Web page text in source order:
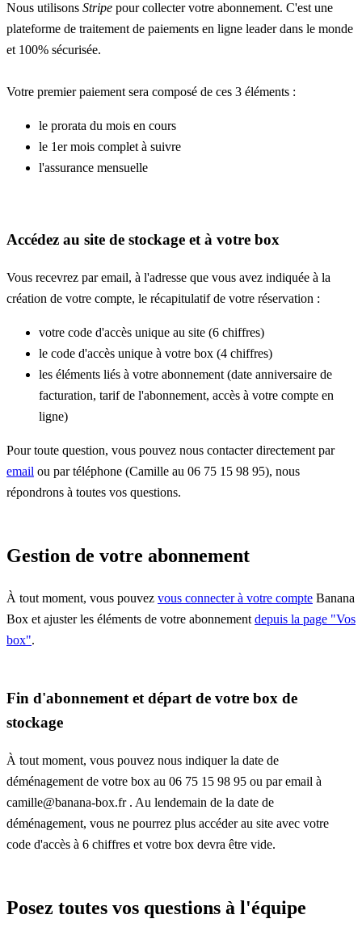
Nous utilisons Stripe pour collecter votre abonnement. C'est une
plateforme de traitement de paiements en ligne leader dans le monde
et 100% sécurisée.
Votre premier paiement sera composé de ces 3 éléments :
le prorata du mois en cours
le 1er mois complet à suivre
l'assurance mensuelle
Accédez au site de stockage et à votre box
Vous recevrez par email, à l'adresse que vous avez indiquée à la
création de votre compte, le récapitulatif de votre réservation :
votre code d'accès unique au site (6 chiffres)
le code d'accès unique à votre box (4 chiffres)
les éléments liés à votre abonnement (date anniversaire de
facturation, tarif de l'abonnement, accès à votre compte en
ligne)
Pour toute question, vous pouvez nous contacter directement par
email ou par téléphone (Camille au 06 75 15 98 95), nous
répondrons à toutes vos questions.
Gestion de votre abonnement
À tout moment, vous pouvez vous connecter à votre compte Banana
Box et ajuster les éléments de votre abonnement depuis la page "Vos
box".
Fin d'abonnement et départ de votre box de
stockage
À tout moment, vous pouvez nous indiquer la date de
déménagement de votre box au 06 75 15 98 95 ou par email à
camille@banana-box.fr . Au lendemain de la date de
déménagement, vous ne pourrez plus accéder au site avec votre
code d'accès à 6 chiffres et votre box devra être vide.
Posez toutes vos questions à l'équipe